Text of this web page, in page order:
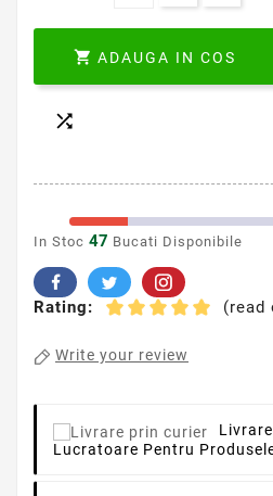
 ADAUGA IN COS

In Stoc 47 Bucati Disponibile
Rating: (read
Write your review
Lucratoare Pentru